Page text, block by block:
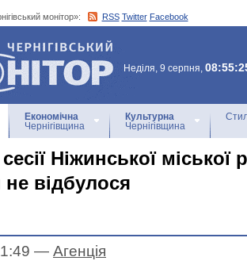
монітор»: RSS Twitter Facebook
монітор»
Неділя, 9 серпня,
Економічна
Чернігівщина
Культурна
Чернігівщина
Ніжинської міської
відбулося
— Агенцiя